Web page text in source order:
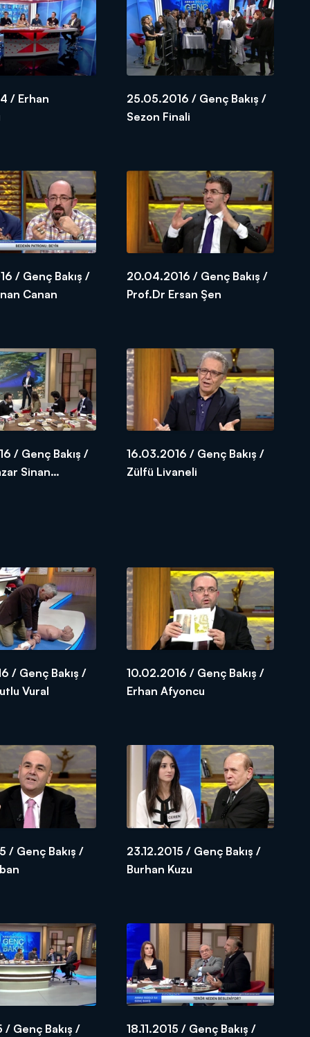
/ Erhan
25.05.2016 / Genç Bakış /
Sezon Finali
/ Genç Bakış /
Canan
20.04.2016 / Genç Bakış /
Prof.Dr Ersan Şen
/ Genç Bakış /
Sinan
16.03.2016 / Genç Bakış /
Zülfü Livaneli
/ Genç Bakış /
Vural
10.02.2016 / Genç Bakış /
Erhan Afyoncu
/ Genç Bakış /
23.12.2015 / Genç Bakış /
Burhan Kuzu
/ Genç Bakış /
18.11.2015 / Genç Bakış /